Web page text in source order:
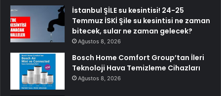
İstanbul ŞİLE su kesintisi! 24-25
Temmuz İSKİ Şile su kesintisi ne zaman
bitecek, sular ne zaman gelecek?
Ağustos 8, 2026
Bosch Home Comfort Group’tan İleri
Teknoloji Hava Temizleme Cihazları
Ağustos 8, 2026